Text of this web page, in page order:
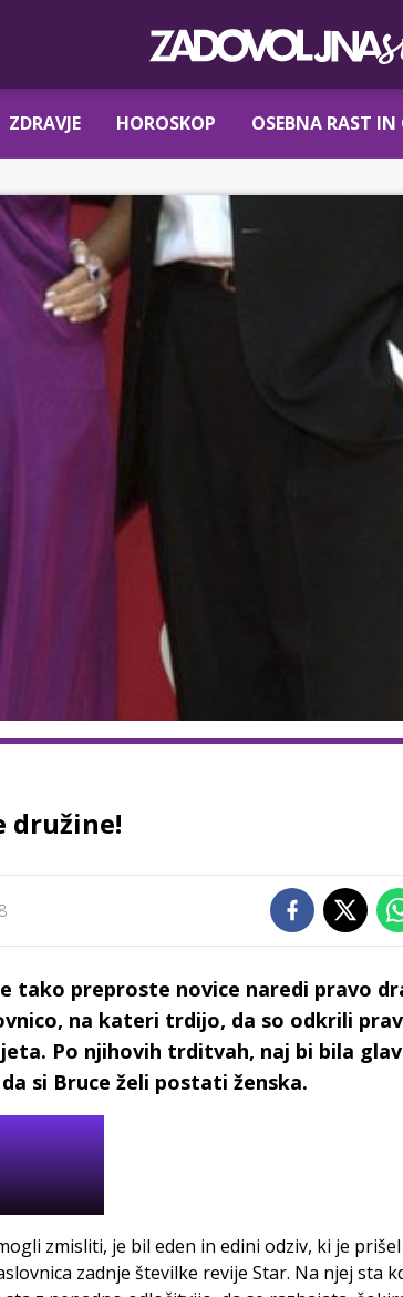
ZDRAVJE HOROSKOP OSEBNA RAST
družine!
8
tako preproste novice naredi pravo
na kateri trdijo, da so odkrili
Po njihovih trditvah, naj bi bila
si Bruce želi postati ženska.
zmisliti, je bil eden in edini odziv, ki je
zadnje številke revije Star. Na njej sta